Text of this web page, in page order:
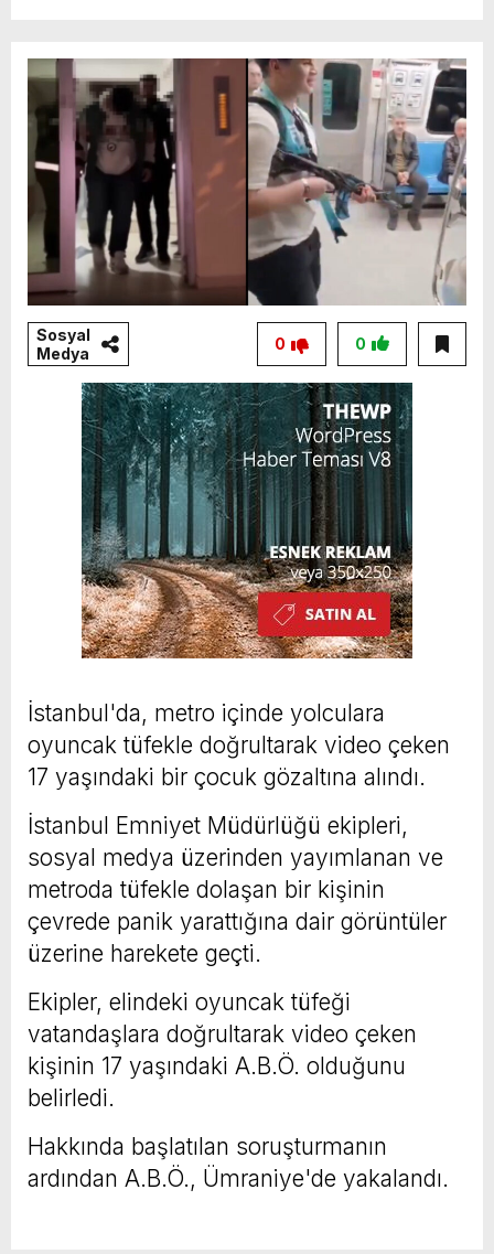
Sosyal
Medya
0
0
İstanbul'da, metro içinde yolculara
oyuncak tüfekle doğrultarak video çeken
17 yaşındaki bir çocuk gözaltına alındı.
İstanbul Emniyet Müdürlüğü ekipleri,
sosyal medya üzerinden yayımlanan ve
metroda tüfekle dolaşan bir kişinin
çevrede panik yarattığına dair görüntüler
üzerine harekete geçti.
Ekipler, elindeki oyuncak tüfeği
vatandaşlara doğrultarak video çeken
kişinin 17 yaşındaki A.B.Ö. olduğunu
belirledi.
Hakkında başlatılan soruşturmanın
ardından A.B.Ö., Ümraniye'de yakalandı.